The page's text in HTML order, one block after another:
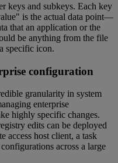
keys and subkeys. Each key
is the actual data point—
that an application or the
be anything from the file
specific icon.
configuration
granularity in system
enterprise
highly specific changes.
edits can be deployed
access host client, a task
across a large